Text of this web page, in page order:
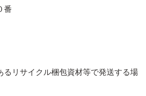
番
るリサイクル梱包資材等で発送する場